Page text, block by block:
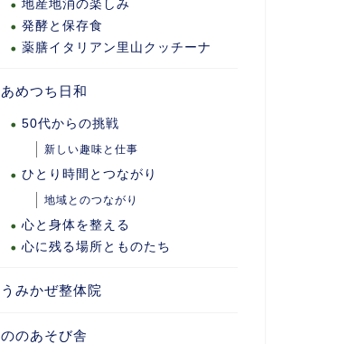
地産地消の楽しみ
発酵と保存食
薬膳イタリアン里山クッチーナ
あめつち日和
50代からの挑戦
新しい趣味と仕事
ひとり時間とつながり
地域とのつながり
心と身体を整える
心に残る場所とものたち
うみかぜ整体院
ののあそび舎